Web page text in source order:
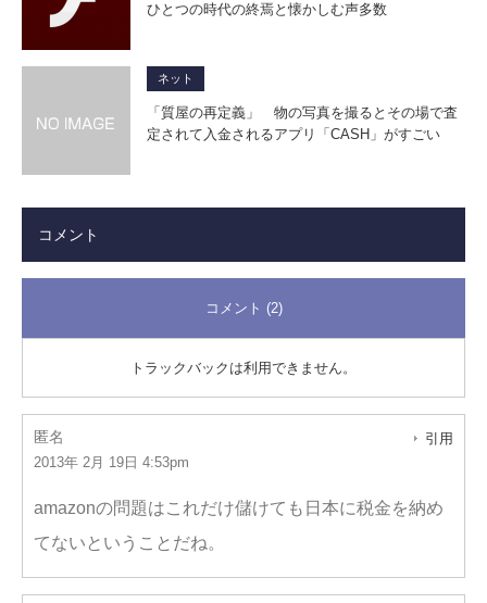
ひとつの時代の終焉と懐かしむ声多数
ネット
「質屋の再定義」 物の写真を撮るとその場で査
定されて入金されるアプリ「CASH」がすごい
コメント
コメント (2)
トラックバックは利用できません。
匿名
2013年 2月 19日 4:53pm
引用
amazonの問題はこれだけ儲けても日本に税金を納め
てないということだね。